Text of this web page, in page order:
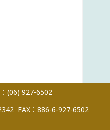
(06) 927-6502
FAX：886-6-927-6502